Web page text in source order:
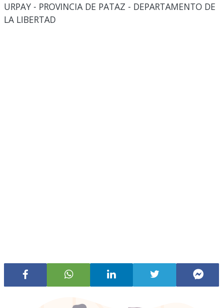
URPAY - PROVINCIA DE PATAZ - DEPARTAMENTO DE
LA LIBERTAD